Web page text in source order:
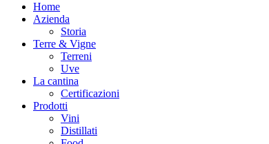
Home
Azienda
Storia
Terre & Vigne
Terreni
Uve
La cantina
Certificazioni
Prodotti
Vini
Distillati